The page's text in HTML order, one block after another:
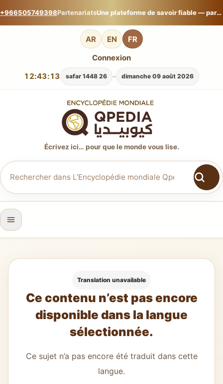
+966505749398Partenariats Une plateforme de savoir fiable — partagez votre expertise sur L’Encyclopédie mondiale Qpedia.
AR EN FR
12:43:14 dimanche 09 août 2026
-
26 safar 1448
Connexion
Écrivez ici… pour que le monde vous lise.
Translation unavailable
Ce contenu n’est pas encore
disponible dans la langue
sélectionnée.
Ce sujet n’a pas encore été traduit dans cette
langue.